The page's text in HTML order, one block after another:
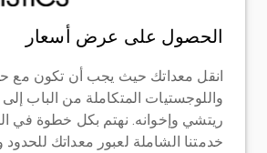
الحصول على عرض أسعار
انقل معداتك حيث يجب أن تكون مع
واللوجستيات المتكاملة من الباب
ريتشي وإخوانه. نهتم بكل خطوة في
خدمتنا الشاملة لعبور معداتك للحدود